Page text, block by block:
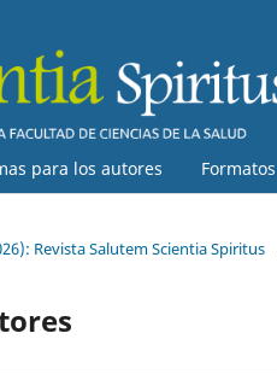
para los autores Formatos
Revista Salutem Scientia Spiritus